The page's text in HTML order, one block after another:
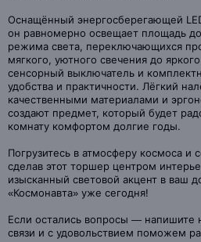
Оснащённый энергосберегающей
он равномерно освещает площадь
режима света, переключающихся
мягкого, уютного свечения до
сенсорный выключатель и
удобства и практичности. Лёгкий
качественными материалами и
создают предмет, который будет
комнату комфортом долгие годы.
Погрузитесь в атмосферу космоса и
сделав этот торшер центром
изысканный световой акцент в ваш
«Космонавта» уже сегодня!
Если остались вопросы — напишите
связи и с удовольствием поможем